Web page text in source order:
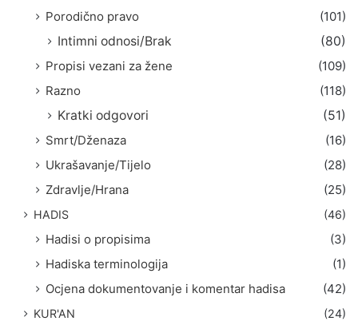
Porodično pravo
(101)
Intimni odnosi/Brak
(80)
Propisi vezani za žene
(109)
Razno
(118)
Kratki odgovori
(51)
Smrt/Dženaza
(16)
Ukrašavanje/Tijelo
(28)
Zdravlje/Hrana
(25)
HADIS (46)
Hadisi o propisima
(3)
Hadiska terminologija
(1)
Ocjena dokumentovanje i komentar hadisa
(42)
KUR'AN (24)